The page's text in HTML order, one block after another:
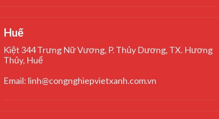
Huế
Kiệt 344 Trưng Nữ Vương, P. Thủy Dương, TX. Hương
Thủy, Huế
Email: linh@congnghiepvietxanh.com.vn